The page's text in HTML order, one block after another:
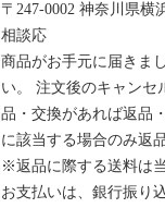
〒247-0002 神奈川県横
相談応
商品がお手元に届きま
い。 注文後のキャンセ
品・交換があれば返品
に該当する場合のみ返
※返品に際する送料は
お支払いは、銀行振り